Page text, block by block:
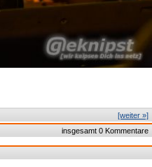
[weiter »]
insgesamt 0 Kommentare